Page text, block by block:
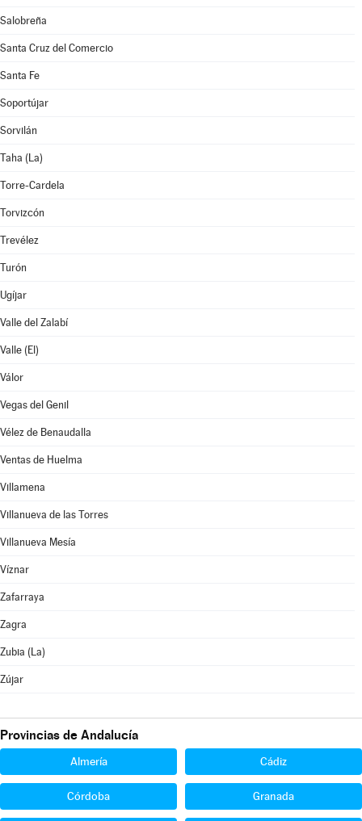
Salobreña
Santa Cruz del Comercio
Santa Fe
Soportújar
Sorvilán
Taha (La)
Torre-Cardela
Torvizcón
Trevélez
Turón
Ugíjar
Valle del Zalabí
Valle (El)
Válor
Vegas del Genil
Vélez de Benaudalla
Ventas de Huelma
Villamena
Villanueva de las Torres
Villanueva Mesía
Víznar
Zafarraya
Zagra
Zubia (La)
Zújar
Provincias de Andalucía
Almería Cádiz
Córdoba Granada